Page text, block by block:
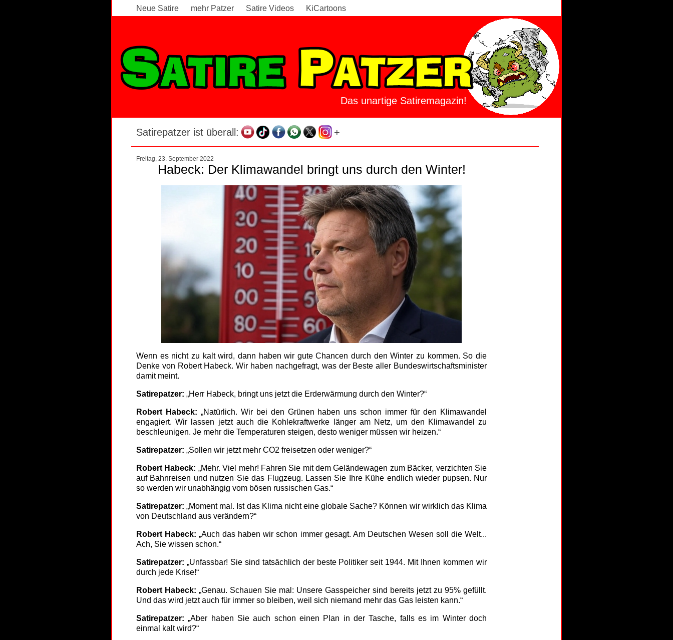
Neue Satire mehr Patzer Satire Videos KiCartoons
Das unartige Satiremagazin!
Satirepatzer ist überall: +
Freitag, 23. September 2022
Habeck: Der Klimawandel bringt uns durch den Winter!
Wenn es nicht zu kalt wird, dann haben wir gute Chancen durch den Winter zu kommen. So die
Denke von Robert Habeck. Wir haben nachgefragt, was der Beste aller Bundeswirtschaftsminister
damit meint.
Satirepatzer: „Herr Habeck, bringt uns jetzt die Erderwärmung durch den Winter?“
Robert Habeck: „Natürlich. Wir bei den Grünen haben uns schon immer für den Klimawandel
engagiert. Wir lassen jetzt auch die Kohlekraftwerke länger am Netz, um den Klimawandel zu
beschleunigen. Je mehr die Temperaturen steigen, desto weniger müssen wir heizen.“
Satirepatzer: „Sollen wir jetzt mehr CO2 freisetzen oder weniger?“
Robert Habeck: „Mehr. Viel mehr! Fahren Sie mit dem Geländewagen zum Bäcker, verzichten Sie
auf Bahnreisen und nutzen Sie das Flugzeug. Lassen Sie Ihre Kühe endlich wieder pupsen. Nur
so werden wir unabhängig vom bösen russischen Gas.“
Satirepatzer: „Moment mal. Ist das Klima nicht eine globale Sache? Können wir wirklich das Klima
von Deutschland aus verändern?“
Robert Habeck: „Auch das haben wir schon immer gesagt. Am Deutschen Wesen soll die Welt...
Ach, Sie wissen schon.“
Satirepatzer: „Unfassbar! Sie sind tatsächlich der beste Politiker seit 1944. Mit Ihnen kommen wir
durch jede Krise!“
Robert Habeck: „Genau. Schauen Sie mal: Unsere Gasspeicher sind bereits jetzt zu 95% gefüllt.
Und das wird jetzt auch für immer so bleiben, weil sich niemand mehr das Gas leisten kann.“
Satirepatzer: „Aber haben Sie auch schon einen Plan in der Tasche, falls es im Winter doch
einmal kalt wird?“